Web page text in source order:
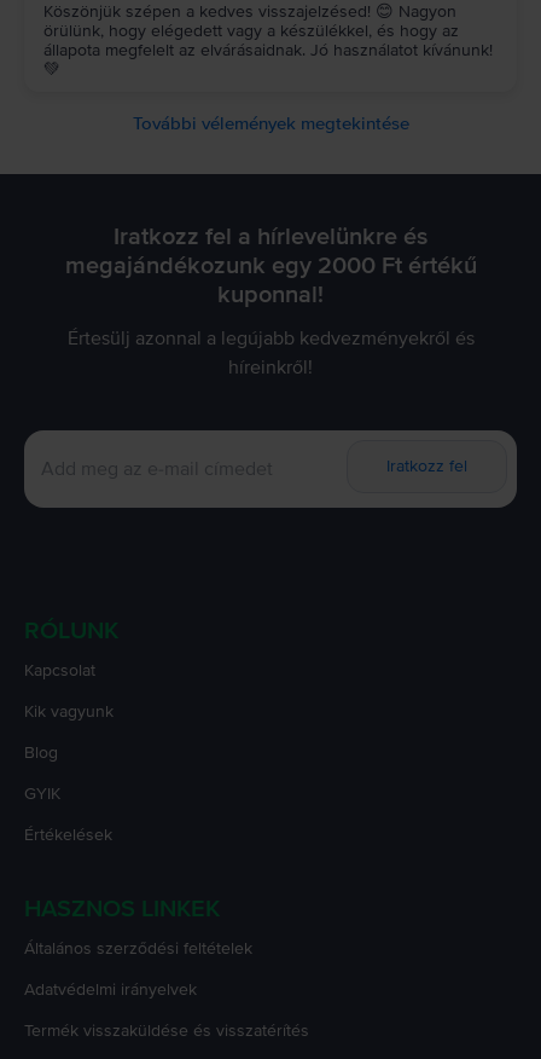
Köszönjük szépen a kedves visszajelzésed! 😊 Nagyon
örülünk, hogy elégedett vagy a készülékkel, és hogy az
állapota megfelelt az elvárásaidnak. Jó használatot kívánunk!
💚
További vélemények megtekintése
Iratkozz fel a hírlevelünkre és
megajándékozunk egy 2000 Ft értékű
kuponnal!
Értesülj azonnal a legújabb kedvezményekről és
híreinkről!
Iratkozz fel
RÓLUNK
Kapcsolat
Kik vagyunk
Blog
GYIK
Értékelések
HASZNOS LINKEK
Általános szerződési feltételek
Adatvédelmi irányelvek
Termék visszaküldése és visszatérítés